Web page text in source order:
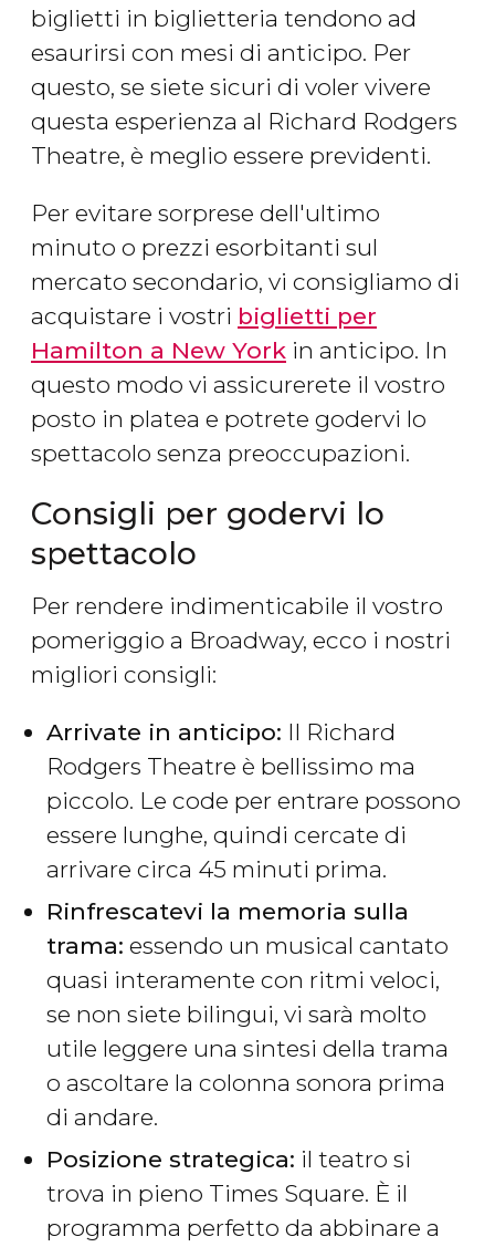
biglietti in biglietteria tendono ad
esaurirsi con mesi di anticipo. Per
questo, se siete sicuri di voler vivere
questa esperienza al Richard Rodgers
Theatre, è meglio essere previdenti.
Per evitare sorprese dell'ultimo
minuto o prezzi esorbitanti sul
mercato secondario, vi consigliamo di
acquistare i vostri biglietti per
Hamilton a New York in anticipo. In
questo modo vi assicurerete il vostro
posto in platea e potrete godervi lo
spettacolo senza preoccupazioni.
Consigli per godervi lo
spettacolo
Per rendere indimenticabile il vostro
pomeriggio a Broadway, ecco i nostri
migliori consigli:
Arrivate in anticipo: Il Richard
Rodgers Theatre è bellissimo ma
piccolo. Le code per entrare possono
essere lunghe, quindi cercate di
arrivare circa 45 minuti prima.
Rinfrescatevi la memoria sulla
trama: essendo un musical cantato
quasi interamente con ritmi veloci,
se non siete bilingui, vi sarà molto
utile leggere una sintesi della trama
o ascoltare la colonna sonora prima
di andare.
Posizione strategica: il teatro si
trova in pieno Times Square. È il
programma perfetto da abbinare a